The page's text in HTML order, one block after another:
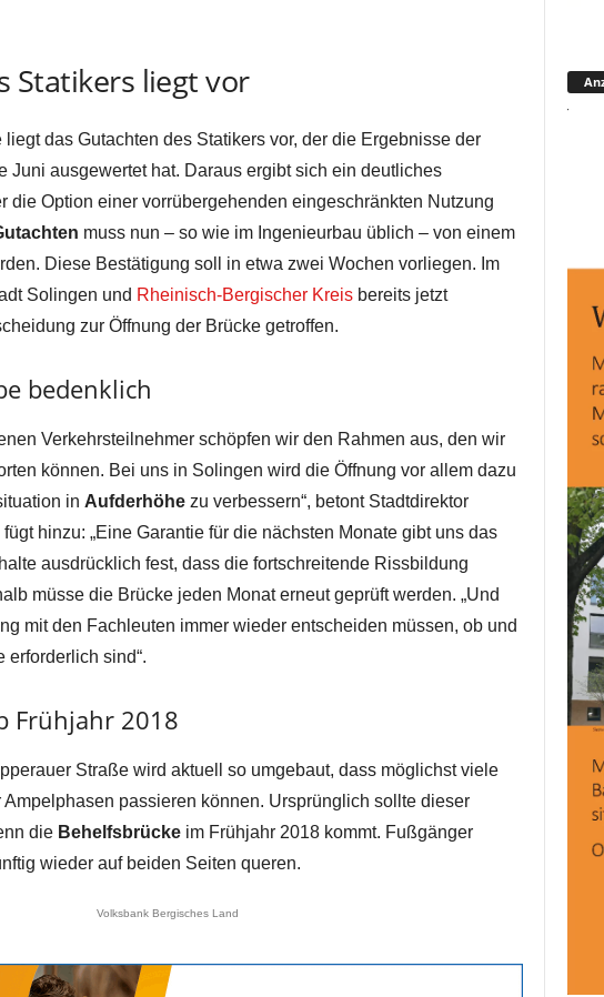
Statikers liegt vor
das Gutachten des Statikers vor, der die Ergebnisse der
Juni ausgewertet hat. Daraus ergibt sich ein deutliches
die Option einer vorrübergehenden eingeschränkten Nutzung
muss nun – so wie im Ingenieurbau üblich – von einem
Diese Bestätigung soll in etwa zwei Wochen vorliegen. Im
Solingen und Rheinisch-Bergischer Kreisbereits jetzt
zur Öffnung der Brücke getroffen.
bedenklich
Verkehrsteilnehmer schöpfen wir den Rahmen aus, den wir
können. Bei uns in Solingen wird die Öffnung vor allem dazu
in Aufderhöhezu verbessern“, betont Stadtdirektor
hinzu: „Eine Garantie für die nächsten Monate gibt uns das
ausdrücklich fest, dass die fortschreitende Rissbildung
müsse die Brücke jeden Monat erneut geprüft werden. „Und
mit den Fachleuten immer wieder entscheiden müssen, ob und
erforderlich sind“.
Frühjahr 2018
Straße wird aktuell so umgebaut, dass möglichst viele
Ampelphasen passieren können. Ursprünglich sollte dieser
die Behelfsbrückeim Frühjahr 2018 kommt. Fußgänger
wieder auf beiden Seiten queren.
Volksbank Bergisches Land